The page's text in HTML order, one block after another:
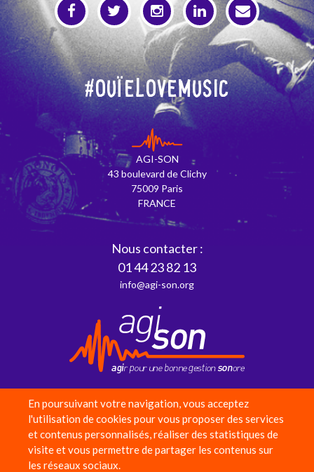
#OuïeLoveMusic
AGI-SON
43 boulevard de Clichy
75009 Paris
FRANCE
Nous contacter :
01 44 23 82 13
info@agi-son.org
Partenaires
Adhérer
Faire un don
En poursuivant votre navigation, vous acceptez
l'utilisation de cookies pour vous proposer des services
et contenus personnalisés, réaliser des statistiques de
visite et vous permettre de partager les contenus sur
les réseaux sociaux.